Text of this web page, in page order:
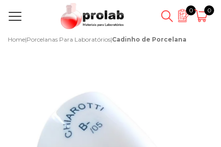
0 0
Home|Porcelanas Para Laboratórios|Cadinho de Porcelana